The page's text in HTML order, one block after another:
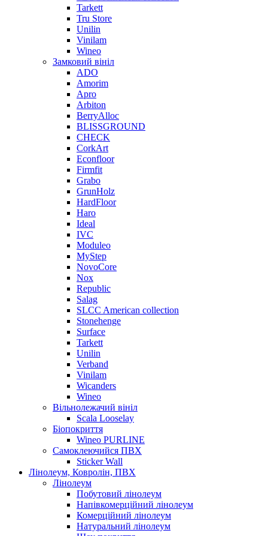
Tarkett
Tru Store
Unilin
Vinilam
Wineo
Замковий вініл
ADO
Amorim
Apro
Arbiton
BerryAlloc
BLISSGROUND
CHECK
CorkArt
Econfloor
Firmfit
Grabo
GrunHolz
HardFloor
Haro
Ideal
IVC
Moduleo
MyStep
NovoCore
Nox
Republic
Salag
SLCC American collection
Stonehenge
Surface
Tarkett
Unilin
Verband
Vinilam
Wicanders
Wineo
Вільнолежачий вініл
Scala Looselay
Біопокриття
Wineo PURLINE
Самоклеючийся ПВХ
Sticker Wall
Лінолеум, Ковролін, ПВХ
Лінолеум
Побутовий лінолеум
Напівкомерційний лінолеум
Комерційний лінолеум
Натуральний лінолеум